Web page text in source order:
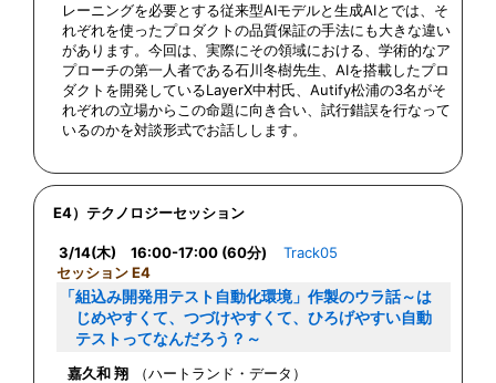
レーニングを必要とする従来型AIモデルと生成AIとでは、そ
れぞれを使ったプロダクトの品質保証の手法にも大きな違い
があります。今回は、実際にその領域における、学術的なア
プローチの第一人者である石川冬樹先生、AIを搭載したプロ
ダクトを開発しているLayerX中村氏、Autify松浦の3名がそ
れぞれの立場からこの命題に向き合い、試行錯誤を行なって
いるのかを対談形式でお話しします。
E4）テクノロジーセッション
3/14(木) 16:00-17:00 (60分)
Track05
セッション E4
「組込み開発用テスト自動化環境」作製のウラ話～は
じめやすくて、つづけやすくて、ひろげやすい自動
テストってなんだろう？～
嘉久和 翔
（ハートランド・データ）